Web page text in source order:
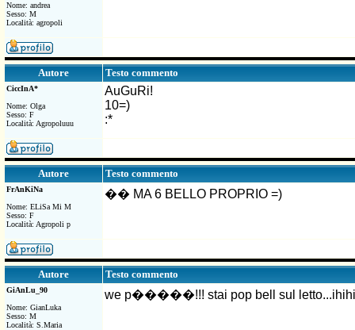
Nome: andrea
Sesso: M
Località: agropoli
Autore Testo commento
CiccInA*
Nome: Olga
Sesso: F
Località: Agropoluuu
AuGuRi!
10=)
:*
Autore Testo commento
FrAnKiNa
Nome: ELiSa Mi M
Sesso: F
Località: Agropoli p
�� MA 6 BELLO PROPRIO =)
Autore Testo commento
GiAnLu_90
Nome: GianLuka
Sesso: M
Località: S.Maria
we p�����!!! stai pop bell sul